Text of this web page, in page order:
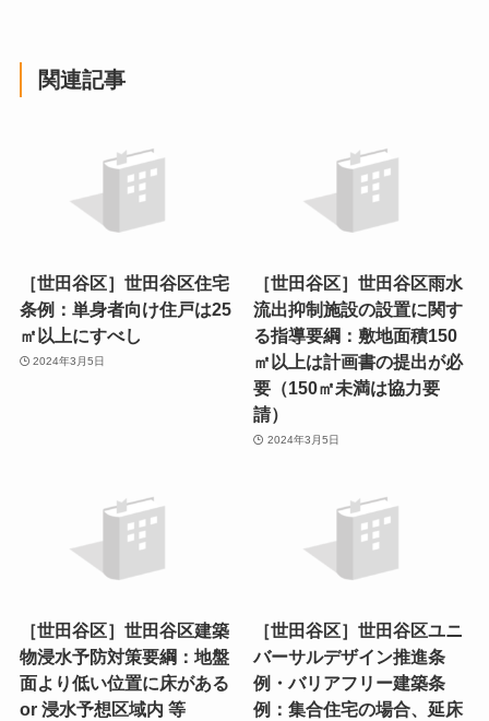
関連記事
［世田谷区］世田谷区住宅
条例：単身者向け住戸は25
㎡以上にすべし
2024年3月5日
［世田谷区］世田谷区雨水
流出抑制施設の設置に関す
る指導要綱：敷地面積150
㎡以上は計画書の提出が必
要（150㎡未満は協力要
請）
2024年3月5日
［世田谷区］世田谷区建築
物浸水予防対策要綱：地盤
面より低い位置に床がある
or 浸水予想区域内 等
［世田谷区］世田谷区ユニ
バーサルデザイン推進条
例・バリアフリー建築条
例：集合住宅の場合、延床